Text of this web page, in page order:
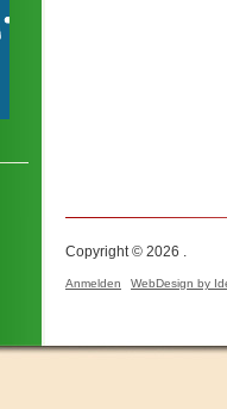
Copyright © 2026 .
Anmelden WebDesign by